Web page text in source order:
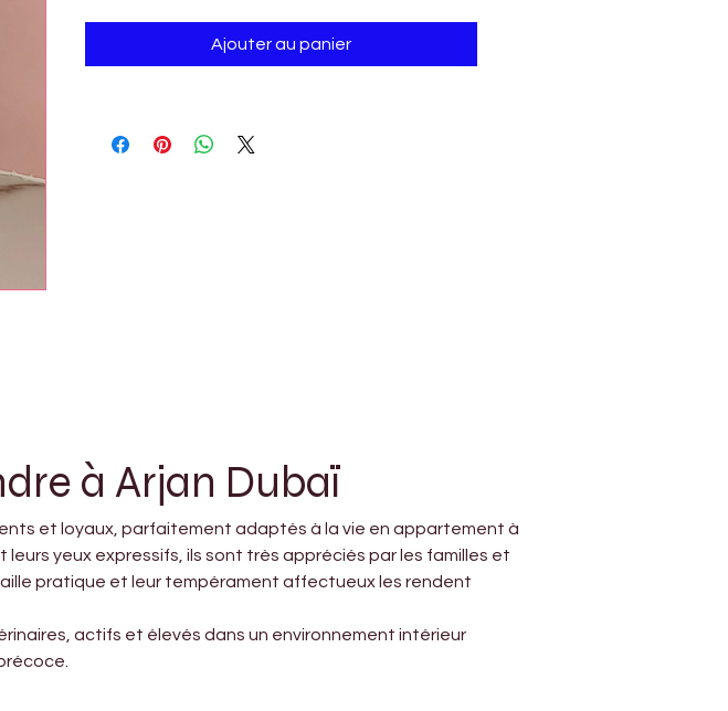
Ajouter au panier
à Arjan Dubaï
et loyaux, parfaitement adaptés à la vie en appartement à
yeux expressifs, ils sont très appréciés par les familles et
pratique et leur tempérament affectueux les rendent
actifs et élevés dans un environnement intérieur